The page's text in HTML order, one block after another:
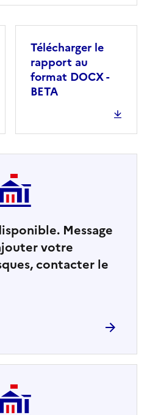
Télécharger le
rapport au
format DOCX -
BETA
Message
votre
contacter le